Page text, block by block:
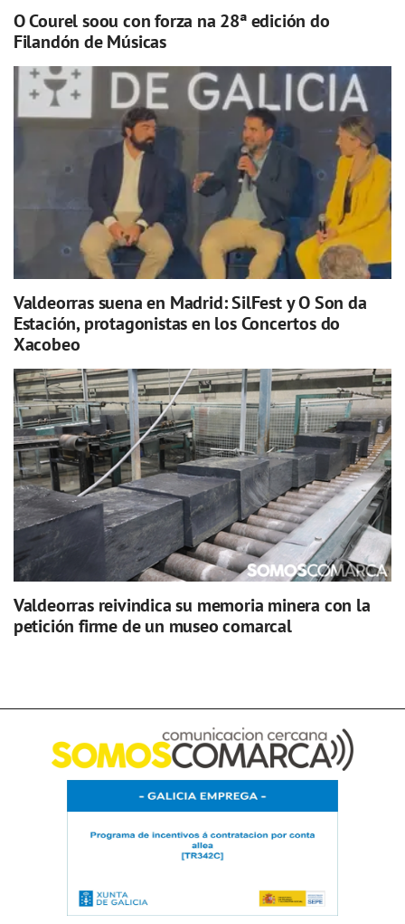
O Courel soou con forza na 28ª edición do
Filandón de Músicas
Valdeorras suena en Madrid: SilFest y O Son da
Estación, protagonistas en los Concertos do
Xacobeo
Valdeorras reivindica su memoria minera con la
petición firme de un museo comarcal